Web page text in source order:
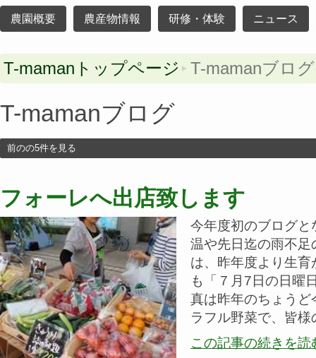
農園概要 農産物情報 研修・体験 ニュース
T-mamanトップページ T-mamanブログ
T-mamanブログ
前のの5件を見る
フォーレへ出店致します
今年度初のブログ
温や先日迄の雨不
は、昨年度より生
も「７月7日の日曜
真は昨年のちょう
ラフル野菜で、皆
この記事の続きを読